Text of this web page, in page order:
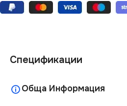
Спецификации
Обща Информация